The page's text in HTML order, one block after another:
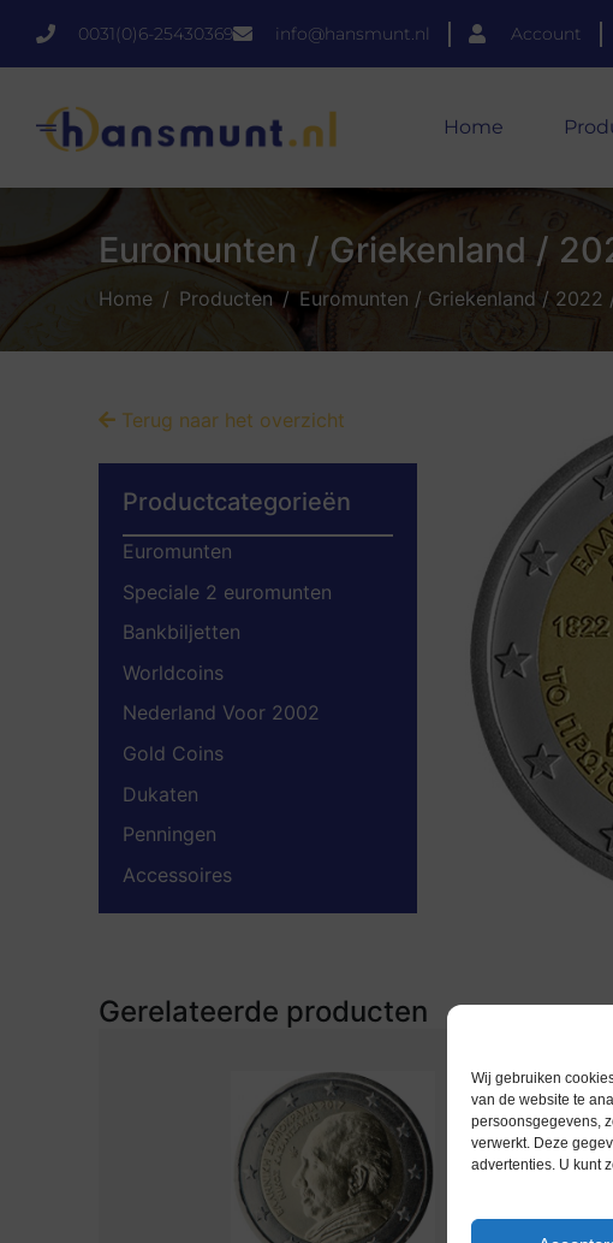
Wij gebruiken
van de website te
persoonsgegevens,
verwerkt. Deze
advertenties. U kunt
0031(0)6-25430369 info@hansmunt.nl Account
Home
Euromunten / Griekenland /
Home Producten Euromunten / Griekenland /
Terug naar het overzicht
Productcategorieën
Euromunten
Speciale 2 euromunten
Bankbiljetten
Worldcoins
Nederland Voor 2002
Gold Coins
Dukaten
Penningen
Accessoires
Gerelateerde producten